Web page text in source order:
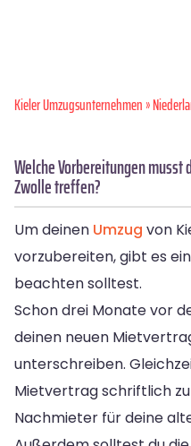
Kieler Umzugsunternehmen»
Welche Vorbereitungen musst
Zwolle treffen?
Um deinen Umzug von
vorzubereiten, gibt es
beachten solltest.
Schon drei Monate vor
deinen neuen
unterschreiben.
Mietvertrag schriftlich
Nachmieter für deine